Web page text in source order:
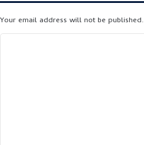
Your email address will not be published.